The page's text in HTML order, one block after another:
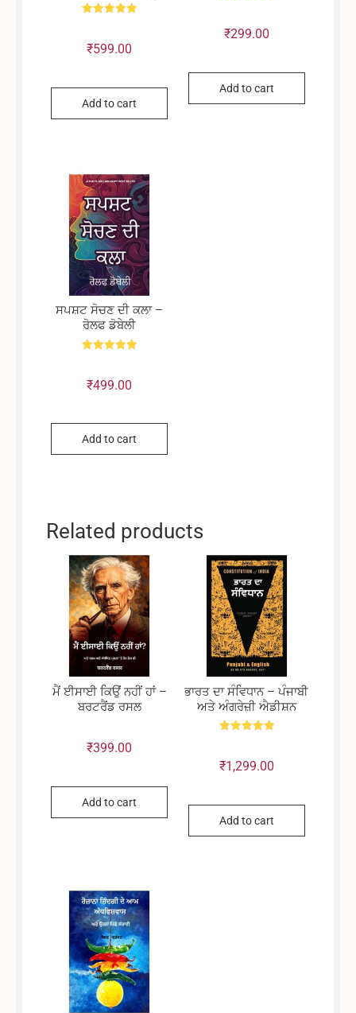
out of 5
₹599.00
Add to cart
out of 5
₹299.00
Add to cart
ਸਪਸ਼ਟ ਸੋਚਣ ਦੀ ਕਲਾ –
ਰੋਲਫ ਡੋਬੇਲੀ
out of 5
₹499.00
Add to cart
Related products
ਮੈਂ ਈਸਾਈ ਕਿਉਂ ਨਹੀਂ ਹਾਂ –
ਬਰਟਰੈਂਡ ਰਸਲ
₹399.00
Add to cart
ਭਾਰਤ ਦਾ ਸੰਵਿਧਾਨ – ਪੰਜਾਬੀ
ਅਤੇ ਅੰਗਰੇਜ਼ੀ ਐਡੀਸ਼ਨ
out of 5
₹1,299.00
Add to cart